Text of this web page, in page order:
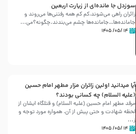
سوزدل جا مانده‌ای از زیارت اربعین
زائران راهی می‌شوند،کم‌ کم همه رفتنی‌ها می‌روند و
جامانده‌ها…جامانده‌ها چشم می‌بندند.چگونه؟می‌...
۱۴ /۰۵/ ۱۴۰۵
آیا میدانید اولین زائران مزار مطهر امام حسین
(علیه السلام) چه کسانی بودند؟
مرقد مطهر امام حسین (علیه السلام) و قتلگاه ایشان از
لحظه شهادت و حتی پیش از آن، همواره مورد توجه و
ز...
۱۴ /۰۵/ ۱۴۰۵